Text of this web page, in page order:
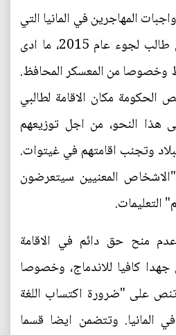
المهاجرين في المانيا التي
استقبلت اكثر من مليون طالب لجوء عام 2015، ما ادى
من المعسكر المحافظ.
مكان الاقامة لطالبي
هذا النحو، من اجل توزيعهم
وتجنب اقامتهم في غيتوات.
المعنيين سيتعرضون
التعليمات.
منح حق دائم في الاقامة
جهدا كافيا للاندماج، وخصوصا
تنص على "ضرورة اكتساب اللغة
المانيا. وتتضمن ايضا قسما